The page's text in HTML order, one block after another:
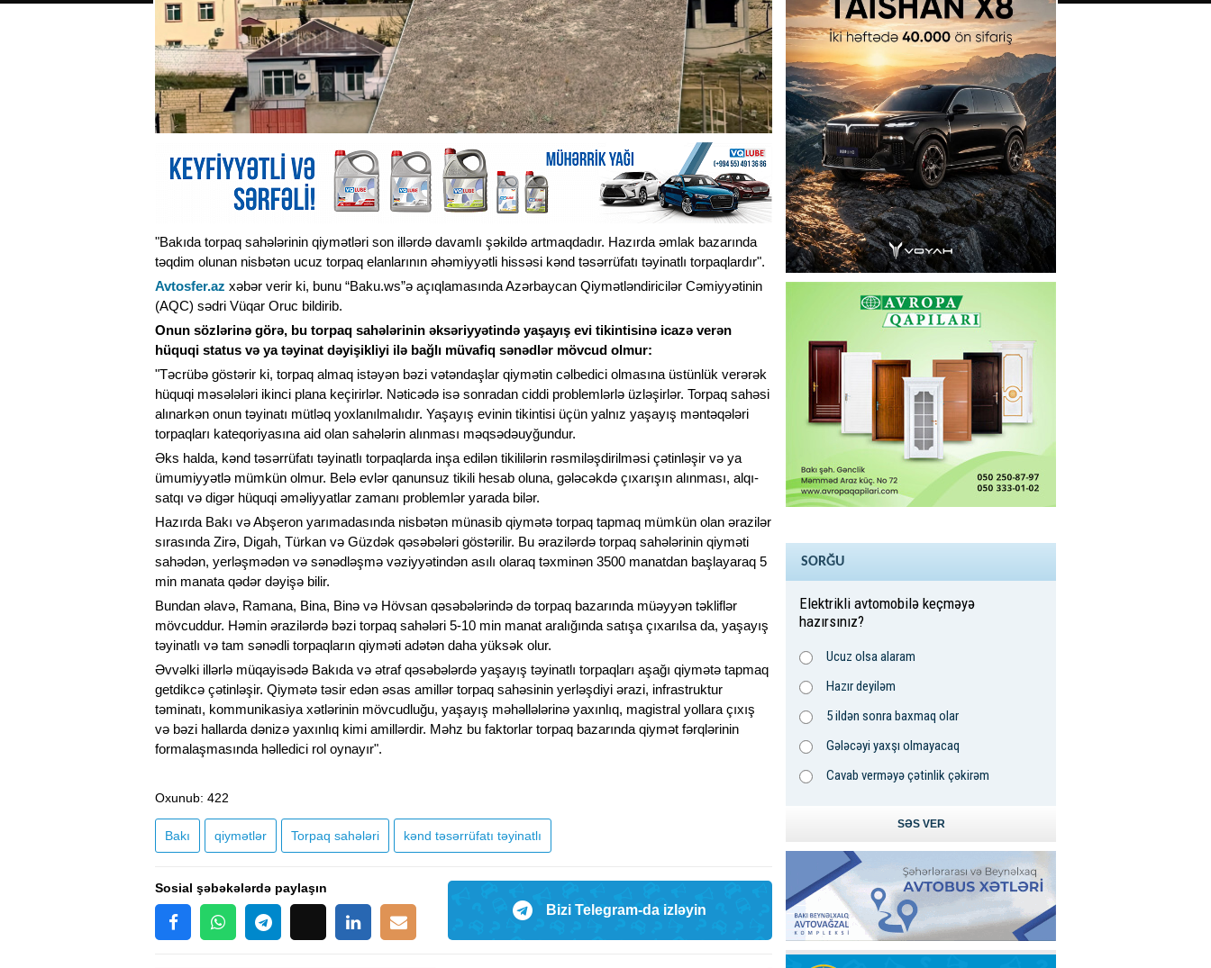
"Bakıda torpaq sahələrinin qiymətləri son illərdə davamlı şəkildə artmaqdadır. Hazırda əmlak bazarında
təqdim olunan nisbətən ucuz torpaq elanlarının əhəmiyyətli hissəsi kənd təsərrüfatı təyinatlı torpaqlardır".
Avtosfer.az xəbər verir ki, bunu “Baku.ws”ə açıqlamasında Azərbaycan Qiymətləndiricilər Cəmiyyətinin
(AQC) sədri Vüqar Oruc bildirib.
Onun sözlərinə görə, bu torpaq sahələrinin əksəriyyətində yaşayış evi tikintisinə icazə verən
hüquqi status və ya təyinat dəyişikliyi ilə bağlı müvafiq sənədlər mövcud olmur:
"Təcrübə göstərir ki, torpaq almaq istəyən bəzi vətəndaşlar qiymətin cəlbedici olmasına üstünlük verərək
hüquqi məsələləri ikinci plana keçirirlər. Nəticədə isə sonradan ciddi problemlərlə üzləşirlər. Torpaq sahəsi
alınarkən onun təyinatı mütləq yoxlanılmalıdır. Yaşayış evinin tikintisi üçün yalnız yaşayış məntəqələri
torpaqları kateqoriyasına aid olan sahələrin alınması məqsədəuyğundur.
Əks halda, kənd təsərrüfatı təyinatlı torpaqlarda inşa edilən tikililərin rəsmiləşdirilməsi çətinləşir və ya
ümumiyyətlə mümkün olmur. Belə evlər qanunsuz tikili hesab oluna, gələcəkdə çıxarışın alınması, alqı-
satqı və digər hüquqi əməliyyatlar zamanı problemlər yarada bilər.
Hazırda Bakı və Abşeron yarımadasında nisbətən münasib qiymətə torpaq tapmaq mümkün olan ərazilər
sırasında Zirə, Digah, Türkan və Güzdək qəsəbələri göstərilir. Bu ərazilərdə torpaq sahələrinin qiyməti
sahədən, yerləşmədən və sənədləşmə vəziyyətindən asılı olaraq təxminən 3500 manatdan başlayaraq 5
min manata qədər dəyişə bilir.
Bundan əlavə, Ramana, Bina, Binə və Hövsan qəsəbələrində də torpaq bazarında müəyyən təkliflər
mövcuddur. Həmin ərazilərdə bəzi torpaq sahələri 5-10 min manat aralığında satışa çıxarılsa da, yaşayış
təyinatlı və tam sənədli torpaqların qiyməti adətən daha yüksək olur.
Əvvəlki illərlə müqayisədə Bakıda və ətraf qəsəbələrdə yaşayış təyinatlı torpaqları aşağı qiymətə tapmaq
getdikcə çətinləşir. Qiymətə təsir edən əsas amillər torpaq sahəsinin yerləşdiyi ərazi, infrastruktur
təminatı, kommunikasiya xətlərinin mövcudluğu, yaşayış məhəllələrinə yaxınlıq, magistral yollara çıxış
və bəzi hallarda dənizə yaxınlıq kimi amillərdir. Məhz bu faktorlar torpaq bazarında qiymət fərqlərinin
formalaşmasında həlledici rol oynayır".
Oxunub: 422
Bakı qiymətlər Torpaq sahələri kənd təsərrüfatı təyinatlı
Sosial şəbəkələrdə paylaşın
Bizi Telegram-da izləyin
SORĞU
Elektrikli avtomobilə keçməyə
hazırsınız?
Ucuz olsa alaram
Hazır deyiləm
5 ildən sonra baxmaq olar
Gələcəyi yaxşı olmayacaq
Cavab verməyə çətinlik çəkirəm